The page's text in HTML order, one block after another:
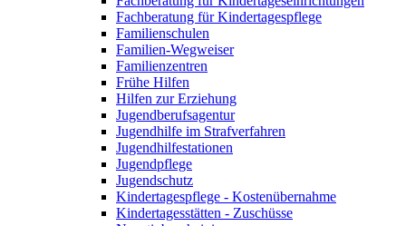
Fachberatung für Kindertagespflege
Familienschulen
Familien-Wegweiser
Familienzentren
Frühe Hilfen
Hilfen zur Erziehung
Jugendberufsagentur
Jugendhilfe im Strafverfahren
Jugendhilfestationen
Jugendpflege
Jugendschutz
Kindertagespflege - Kostenübernahme
Kindertagesstätten - Zuschüsse